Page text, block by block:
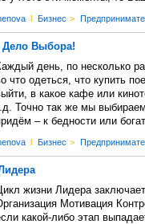
l Бизнес >
Дело Выбора!
день, по несколько
что одеться, что купить
в какое кафе или
Точно так же мы
– к бедности или
l Бизнес >
жизни Лидера
Мотивация
какой-либо этап